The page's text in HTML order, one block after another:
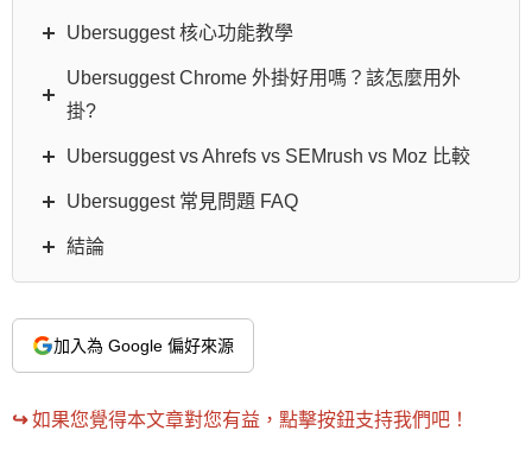
Ubersuggest 核心功能教學
Ubersuggest Chrome 外掛好用嗎？該怎麼用外
掛?
Ubersuggest vs Ahrefs vs SEMrush vs Moz 比較
Ubersuggest 常見問題 FAQ
結論
加入為 Google 偏好來源
↪︎ 如果您覺得本文章對您有益，點擊按鈕支持我們吧！